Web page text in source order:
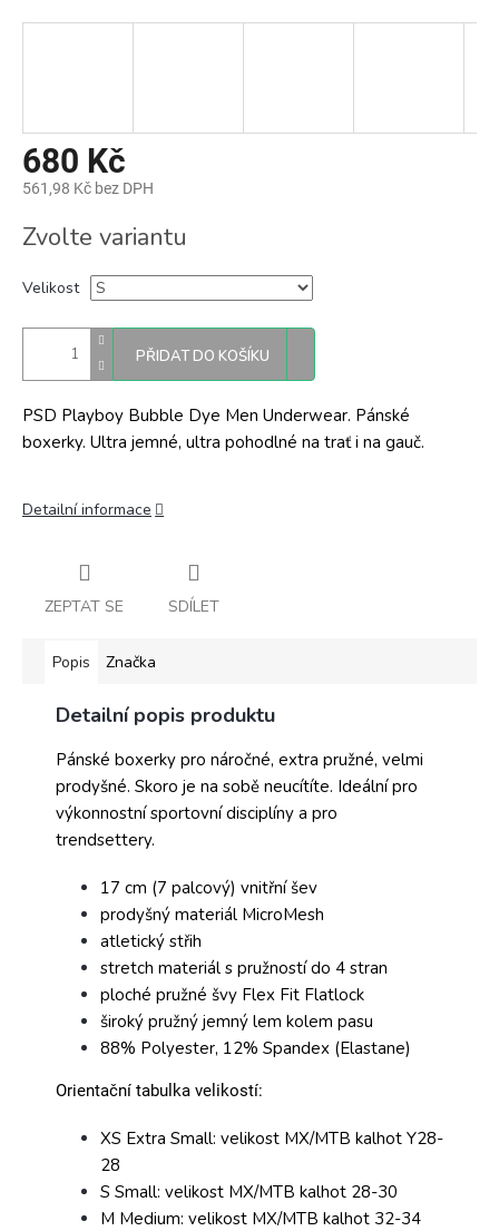
680 Kč
561,98 Kč bez DPH
cena:
Zvolte variantu
Velikost
PŘIDAT DO KOŠÍKU
PSD Playboy Bubble Dye Men Underwear. Pánské
boxerky. Ultra jemné, ultra pohodlné na trať i na gauč.
Detailní informace
ZEPTAT SE SDÍLET
Popis Značka
Detailní popis produktu
Pánské boxerky pro náročné, extra pružné, velmi
prodyšné. Skoro je na sobě neucítíte. Ideální pro
výkonnostní sportovní disciplíny a pro
trendsettery.
17 cm (7 palcový) vnitřní šev
prodyšný materiál MicroMesh
atletický střih
stretch materiál s pružností do 4 stran
ploché pružné švy Flex Fit Flatlock
široký pružný jemný lem kolem pasu
88% Polyester, 12% Spandex (Elastane)
Orientační tabulka velikostí:
XS Extra Small: velikost MX/MTB kalhot Y28-
28
S Small: velikost MX/MTB kalhot 28-30
M Medium: velikost MX/MTB kalhot 32-34